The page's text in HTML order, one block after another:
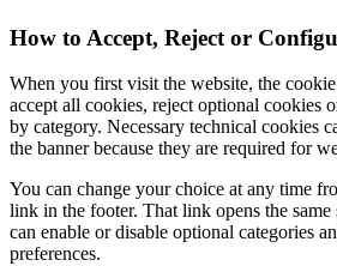
How to Accept, Reject or
When you first visit the website, the
accept all cookies, reject optional cookies
by category. Necessary technical cookies
the banner because they are required for
You can change your choice at any time
link in the footer. That link opens the
can enable or disable optional categories
preferences.